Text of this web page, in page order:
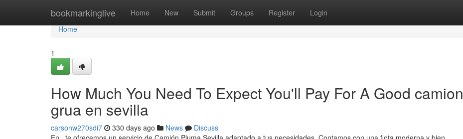
bookmarkinglive Home New Submit Groups Register Login
Home
Home
1
How Much You Need To Expect You'll Pay For A Good camion
grua en sevilla
carsonw270sdi7 330 days ago News
Discuss